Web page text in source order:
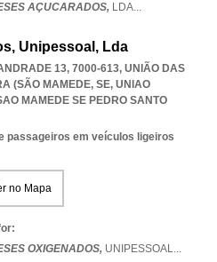
AÇUCARADOS, LDA...
Unipessoal, Lda
13, 7000-613, UNIÃO DAS
(SÃO MAMEDE, SE, UNIAO
MAMEDE SE PEDRO SANTO
passageiros em veículos ligeiros
no Mapa
OXIGENADOS, UNIPESSOAL...